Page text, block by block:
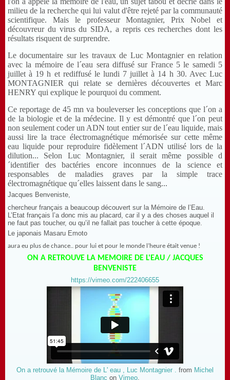
milieu de la recherche qui lui valut d'être rejeté par la communauté
scientifique. Mais le professeur Montagnier, Prix Nobel et
découvreur du virus du SIDA, a repris ces recherches dont les
résultats risquent de surprendre.
Le documentaire sur les travaux de Luc Montagnier en relation
avec la mémoire de l´eau sera diffusé sur France 5 le samedi 5
juillet à 19 h et rediffusé le lundi 7 juillet à 14 h 30. Avec Luc
MONTAGNIER qui relate se dernières découvertes et Marc
HENRY qui explique le pourquoi du comment.
Ce reportage de 45 mn va bouleverser les conceptions que l´on a
de la biologie et de la médecine. Il y est démontré que l´on peut
non seulement coder un ADN tout entier sur de l´eau liquide, mais
aussi lire la trace électromagnétique mémorisée sur cette même
eau liquide pour reproduire fidèlement l´ADN utilisé lors de la
dilution... Selon Luc Montagnier, il serait même possible d
´identifier des bactéries encore inconnues de la science et
responsables de maladies graves par la simple trace
électromagnétique qu´elles laissent dans le sang...
Jacques Benveniste,
chercheur français a beaucoup découvert sur la Mémoire de l’Eau.
L’Etat français l’a donc mis au placard, car il y a des choses auquel il
ne faut pas toucher, ou qu’il ne fallait pas toucher à cette époque.
Le japonais Masaru Emoto
aura eu plus de chance.. pour lui et pour le monde l’heure était venue !
ON A RETROUVE LA MEMOIRE DE L'EAU / JACQUES
BENVENISTE
https://vimeo.com/222406655
On a retrouvé la Mémoire de L' eau , Luc Montagnier . from Michel
Blanc on Vimeo.